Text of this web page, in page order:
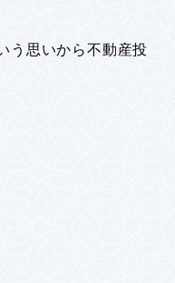
う思いから不動産投